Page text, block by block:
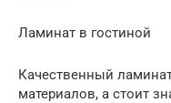
Ламинат в гостиной
Качественный
материалов, а стоит